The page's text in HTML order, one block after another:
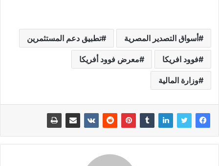
أسواق التصدير المصرية تطبيق دعم المستثمرين
فوود افريكا معرض فوود أفريكا
وزارة المالية